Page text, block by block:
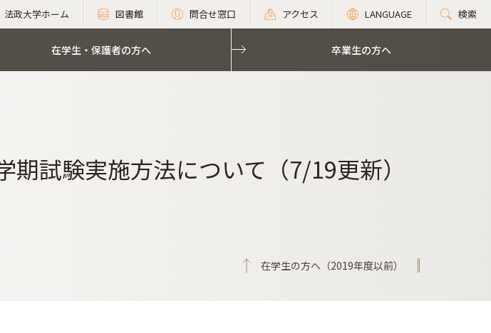
法政大学ホーム 図書館 問合せ窓口 アクセス LANGUAGE 検索
在学生・保護者の方へ 卒業生の方へ
期試験実施方法について（7/19更新）
在学生の方へ（2019年度以前）